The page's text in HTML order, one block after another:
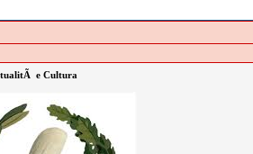
e Cultura